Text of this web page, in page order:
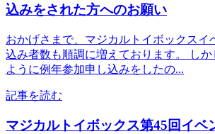
込みをされた方へのお願い
おかげさまで、マジカルトイボックスイ
込み者数も順調に増えております。 し
ように例年参加申し込みをしたの...
記事を読む
マジカルトイボックス第45回イベ